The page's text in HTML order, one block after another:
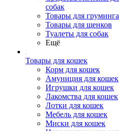
собак
Товары для груминга
Товары для щенков
Туалеты для собак
Ещё
Товары для кошек
Корм для кошек
Амуниция для кошек
Игрушки для кошек
Лакомства для кошек
Лотки для кошек
Мебель для кошек
Миски для кошек